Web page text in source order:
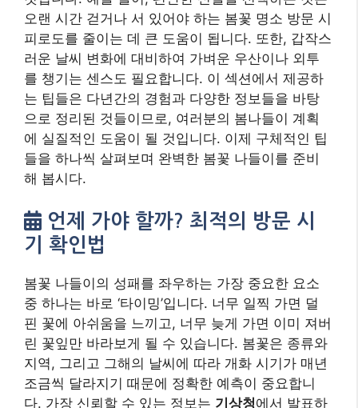
기 확인법
봄꽃 나들이의 성패를 좌우하는 가장 중요한 요소
중 하나는 바로 ‘타이밍’입니다. 너무 일찍 가면 덜
핀 꽃에 아쉬움을 느끼고, 너무 늦게 가면 이미 져버
린 꽃잎만 바라보게 될 수 있습니다. 봄꽃은 종류와
지역, 그리고 그해의 날씨에 따라 개화 시기가 매년
조금씩 달라지기 때문에 정확한 예측이 중요합니
다. 가장 신뢰할 수 있는 정보는
사이트(기상청 날씨누리)에서는 매년 주요 도시별,
주요 군락지별 개나리, 진달래, 벚꽃 등의 개화 및
만개 예상 시기를 발표합니다. 이 정보를 참고하여
일주일 정도 지나면 만개하며, 이때가 가장 아름다
운 모습을 볼 수 있는 시기입니다.
기상청 정보 외에도 다양한 채널을 통해 실시간 개
화 상황을 확인할 수 있습니다. 각 국립공원이나 지
자체, 유명 수목원의 공식 웹사이트나 SNS 에서는